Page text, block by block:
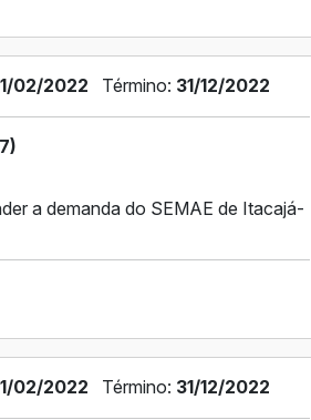
02/2022 Término: 31/12/2022
a demanda do SEMAE de Itacajá-
02/2022 Término: 31/12/2022